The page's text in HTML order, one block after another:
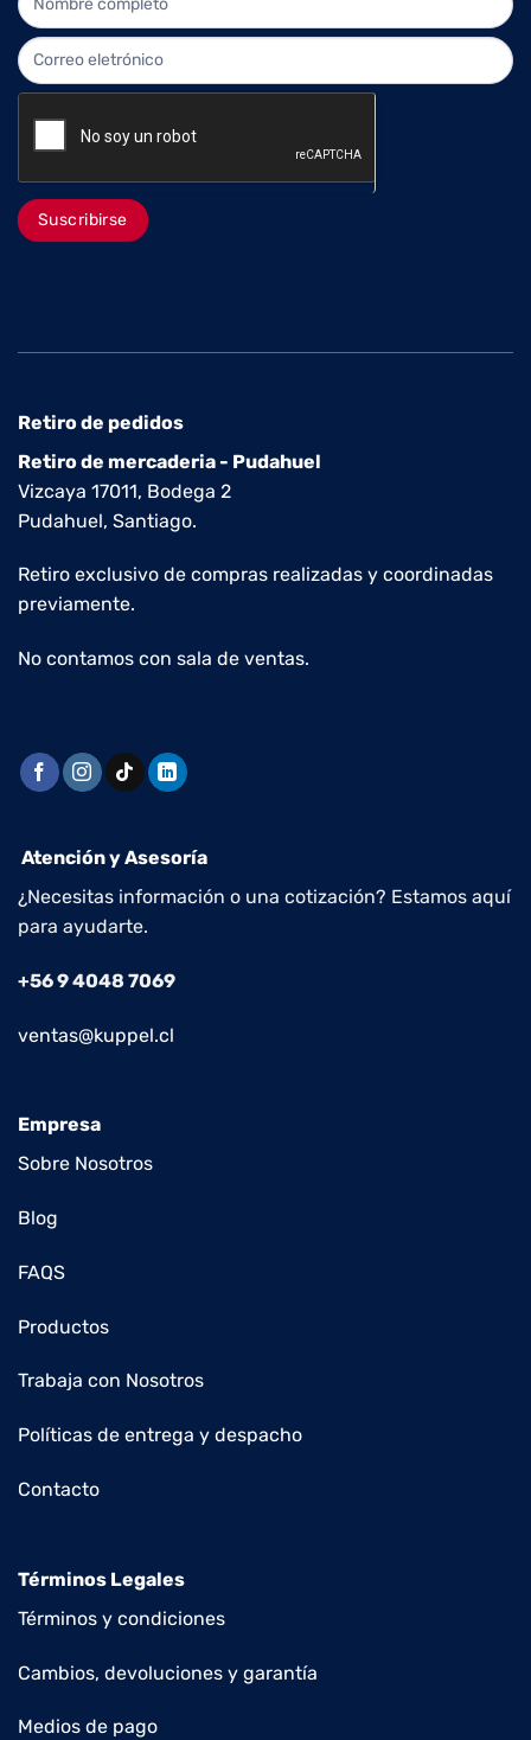
Suscribirse
Retiro de pedidos
Retiro de mercaderia - Pudahuel
Vizcaya 17011, Bodega 2
Pudahuel, Santiago.
Retiro exclusivo de compras realizadas y coordinadas
previamente.
No contamos con sala de ventas.
Atención y Asesoría
¿Necesitas información o una cotización? Estamos aquí
para ayudarte.
+56 9 4048 7069
ventas@kuppel.cl
Empresa
Sobre Nosotros
Blog
FAQS
Productos
Trabaja con Nosotros
Políticas de entrega y despacho
Contacto
Términos Legales
Términos y condiciones
Cambios, devoluciones y garantía
Medios de pago